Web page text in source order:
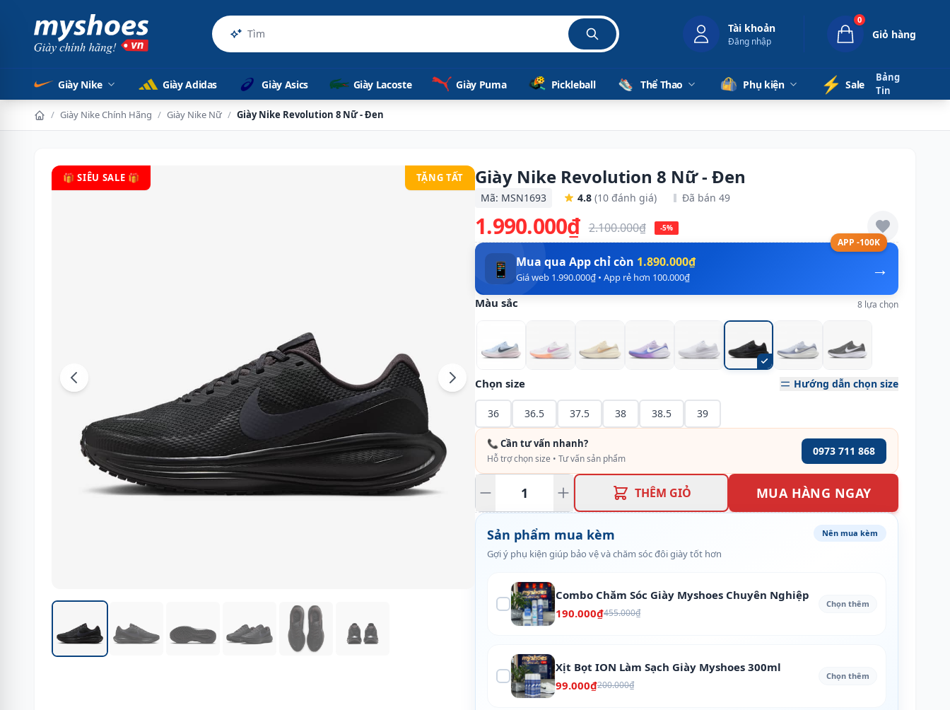
Sản phẩm Tài khoản
Đăng nhập
0
Giỏ hàng
Giày Nike Giày Adidas Giày Asics Giày Lacoste Giày Puma Pickleball Thể Thao Phụ kiện ⚡️ Sale
Bảng
Tin
/ Giày Nike Chính Hãng / Giày Nike Nữ / Giày Nike Revolution 8 Nữ - Đen
🎁 SIÊU SALE 🎁 TẶNG TẤT Giày Nike Revolution 8 Nữ - Đen
Mã: MSN1693 4.8 (10 đánh giá) Đã bán 49
1.990.000₫ 2.100.000₫ -5%
APP -100K
→
📱 Mua qua App chỉ còn 1.890.000₫
Giá web 1.990.000₫ • App rẻ hơn 100.000₫
Màu sắc 8 lựa chọn
Chọn size Hướng dẫn chọn size
36 36.5 37.5 38 38.5 39
📞 Cần tư vấn nhanh?
Hỗ trợ chọn size • Tư vấn sản phẩm
0973 711 868
THÊM GIỎ MUA HÀNG NGAY
Sản phẩm mua kèm
Gợi ý phụ kiện giúp bảo vệ và chăm sóc đôi giày tốt hơn
Nên mua kèm
Combo Chăm Sóc Giày Myshoes Chuyên Nghiệp
190.000₫455.000₫
Chọn thêm
Xịt Bọt ION Làm Sạch Giày Myshoes 300ml
99.000₫200.000₫
Chọn thêm